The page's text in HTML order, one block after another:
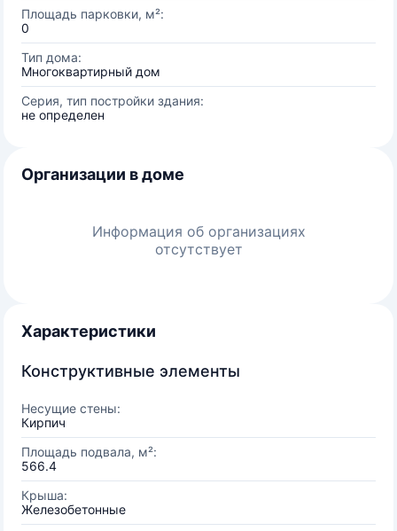
Площадь парковки, м²:
0
Тип дома:
Многоквартирный дом
Серия, тип постройки здания:
не определен
Организации в доме
Информация об организациях
отсутствует
Характеристики
Конструктивные элементы
Несущие стены:
Кирпич
Площадь подвала, м²:
566.4
Крыша:
Железобетонные